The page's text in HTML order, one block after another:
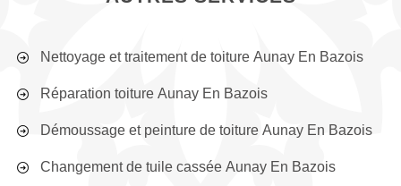
Nettoyage et traitement de toiture Aunay En Bazois
Réparation toiture Aunay En Bazois
Démoussage et peinture de toiture Aunay En Bazois
Changement de tuile cassée Aunay En Bazois